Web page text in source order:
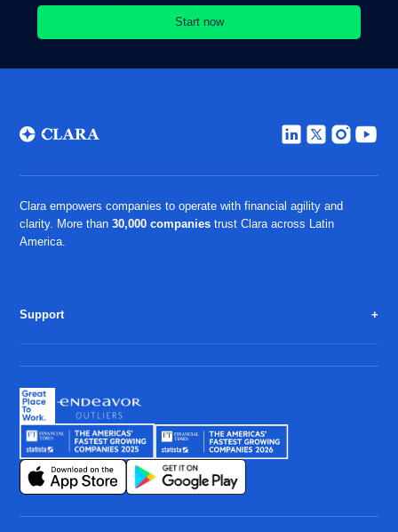
Clara empowers companies to operate with financial agility and
clarity. More than30,000 companiestrust Clara across Latin
America.
Support